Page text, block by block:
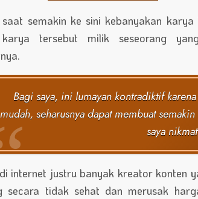
semakin ke sini kebanyakan
tersebut milik seseorang
Bagi saya, ini lumayan kontradiktif
mudah, seharusnya dapat membuat
saya
internet justru banyak kreator konten
secara tidak sehat dan merusak